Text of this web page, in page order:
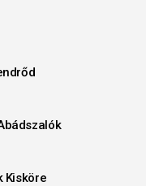
Kisköre